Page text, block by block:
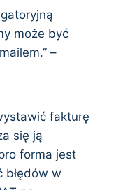
może być
–
fakturę
się ją
forma jest
błędów w